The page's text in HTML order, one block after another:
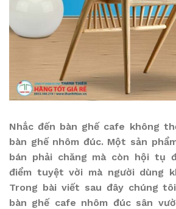
Nhắc đến bàn ghế cafe không
bàn ghế nhôm đúc. Một sản
bán phải chăng mà còn hội tụ
điểm tuyệt vời mà người dùng
Trong bài viết sau đây chúng
bàn ghế cafe nhôm đúc sân